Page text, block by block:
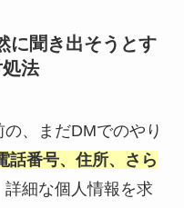
に聞き出そうとす
法
、まだDMでのやり
話番号、住所、さら
詳細な個人情報を求